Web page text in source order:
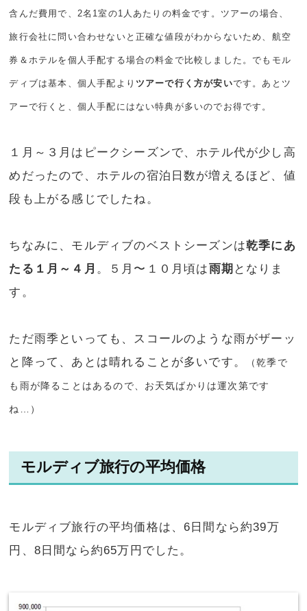
含んだ費用で、2名1室の1人あたりの料金です。ツアーの場合、
旅行会社に問い合わせないと正確な値段がわからないため、航空
券＆ホテルを個人手配する場合の料金で比較しました。でもモル
ディブは基本、個人手配より ツアーで行く方が安いです。あとツ
アーで行くと、個人手配にはない特典が多いのでお得です。
１月～３月はピークシーズンで、ホテル代が少し高
めだったので、ホテルの宿泊日数が増えるほど、値
段も上がる感じでしたね。
ちなみに、モルディブのベストシーズンは乾季にあ
たる１月～４月 。５月〜１０月頃は 雨期 となりま
す。
ただ雨季といっても、スコールのような雨がザーッ
と降って、あとは晴れることが多いです。
（乾季で
も雨が降ることはあるので、お天気ばかりは運次第です
ね…）
モルディブ旅行の平均価格
モルディブ旅行の平均価格は、6日間なら約39万
円、8日間なら約65万円でした。